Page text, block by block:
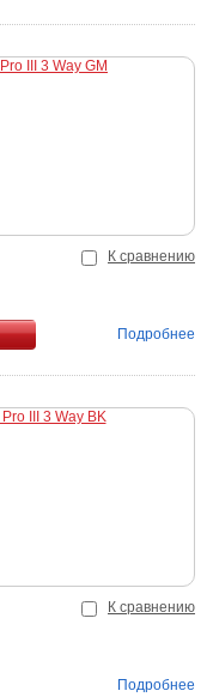
К сравнению
Подробнее
К сравнению
Подробнее